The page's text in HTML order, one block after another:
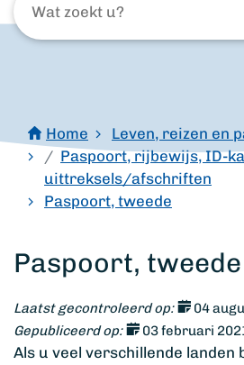
zoekt
u?
Home
Leven, reizen en
Paspoort, rijbewijs, ID-
uittreksels/afschriften
Paspoort, tweede
Paspoort, tweede
Laatst gecontroleerd op:
04
Gepubliceerd op:
03 februari
Als u veel verschillende landen